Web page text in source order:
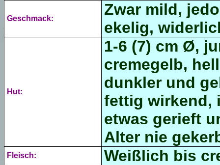
Geschmack:
Zwar mild,
ekelig,
Hut:
1-6 (7) cm Ø,
cremegelb,
dunkler und
fettig wirkend,
etwas gerieft
Alter nie
Fleisch: Weißlich bis